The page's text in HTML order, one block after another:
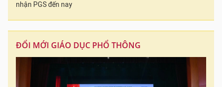
nhận PGS đến nay
ĐỔI MỚI GIÁO DỤC PHỔ THÔNG